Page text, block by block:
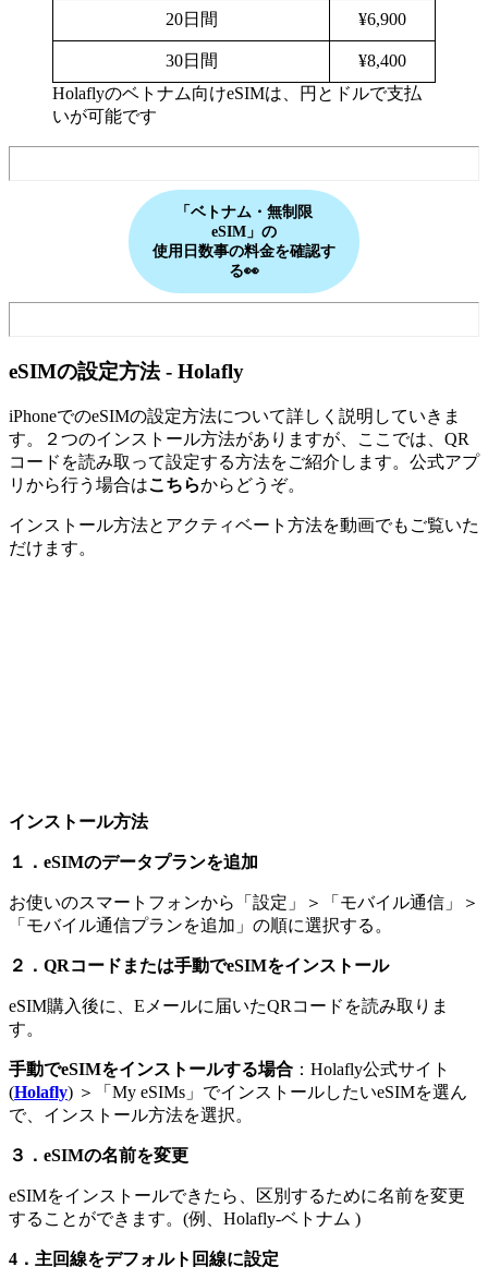
20日間 ¥6,900
30日間
¥8,400
Holaflyのベトナム向けeSIMは、円とドルで支払
いが可能です
「ベトナム・無制限
eSIM」の
使用日数事の料金を確認す
る👀
eSIMの設定方法 ‐ Holafly
iPhoneでのeSIMの設定方法について詳しく説明していきま
す。２つのインストール方法がありますが、ここでは、QR
コードを読み取って設定する方法をご紹介します。公式アプ
リから行う場合はこちらからどうぞ。
インストール方法とアクティベート方法を動画でもご覧いた
だけます。
インストール方法
１． eSIMのデータプランを追加
お使いのスマートフォンから「設定」＞「モバイル通信」＞
「モバイル通信プランを追加」の順に選択する。
２．QRコードまたは手動でeSIMをインストール
eSIM購入後に、Eメールに届いたQRコードを読み取りま
す。
手動でeSIMをインストールする場合 ：Holafly公式サイト
(Holafly) ＞「My eSIMs」でインストールしたいeSIMを選ん
で、インストール方法を選択。
３． eSIMの名前を変更
eSIMをインストールできたら、区別するために名前を変更
することができます。(例、Holafly‐ベトナム )
4．主回線をデフォルト回線に設定